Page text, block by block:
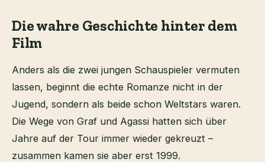
Die wahre Geschichte hinter dem
Film
Anders als die zwei jungen Schauspieler vermuten
lassen, beginnt die echte Romanze nicht in der
Jugend, sondern als beide schon Weltstars waren.
Die Wege von Graf und Agassi hatten sich über
Jahre auf der Tour immer wieder gekreuzt –
zusammen kamen sie aber erst 1999.